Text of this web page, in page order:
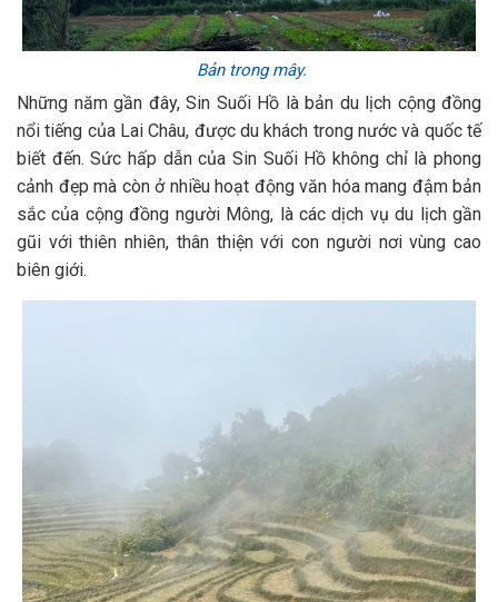
Bản trong mây.
Những năm gần đây, Sin Suối Hồ là bản du lịch cộng đồng
nổi tiếng của Lai Châu, được du khách trong nước và quốc tế
biết đến. Sức hấp dẫn của Sin Suối Hồ không chỉ là phong
cảnh đẹp mà còn ở nhiều hoạt động văn hóa mang đậm bản
sắc của cộng đồng người Mông, là các dịch vụ du lịch gần
gũi với thiên nhiên, thân thiện với con người nơi vùng cao
biên giới.